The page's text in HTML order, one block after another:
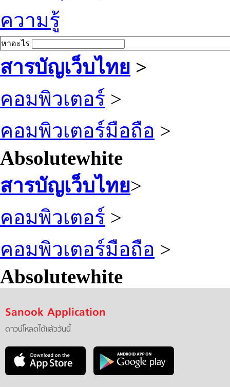
ความรู้
หาอะไร
สารบัญเว็บไทย >
คอมพิวเตอร์ >
คอมพิวเตอร์มือถือ >
Absolutewhite
สารบัญเว็บไทย>
คอมพิวเตอร์ >
คอมพิวเตอร์มือถือ >
Absolutewhite
Sanook Application
ดาวน์โหลดได้แล้ววันนี้